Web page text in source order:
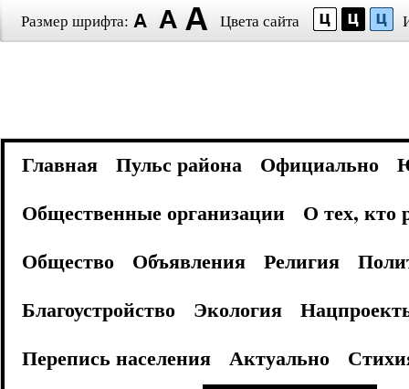
Размер шрифта: Цвета сайта
Главная Пульс района Официально
Общественные организации
О тех, кто
Общество
Объявления Религия
Благоустройство
Экология
Перепись населения
Актуально